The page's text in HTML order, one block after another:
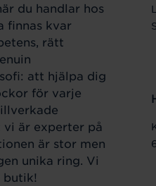
du handlar hos
finnas kvar
rätt
att hjälpa dig
för varje
vi är experter på
är stor men
unika ring. Vi
butik!